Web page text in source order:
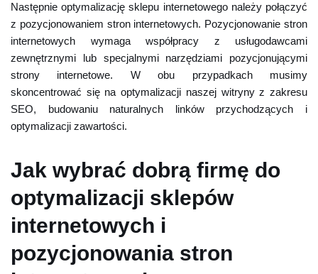
Następnie optymalizację sklepu internetowego należy połączyć
z pozycjonowaniem stron internetowych. Pozycjonowanie stron
internetowych wymaga współpracy z usługodawcami
zewnętrznymi lub specjalnymi narzędziami pozycjonującymi
strony internetowe. W obu przypadkach musimy
skoncentrować się na optymalizacji naszej witryny z zakresu
SEO, budowaniu naturalnych linków przychodzących i
optymalizacji zawartości.
Jak wybrać dobrą firmę do
optymalizacji sklepów
internetowych i
pozycjonowania stron